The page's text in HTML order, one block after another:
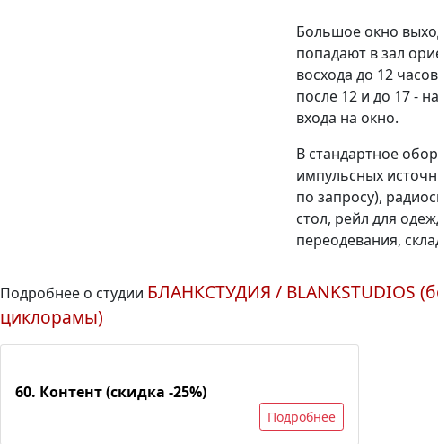
Большое окно
попадают в зал
восхода до 12
после 12 и до 17 -
входа на окно.
В стандартное
импульсных
по запросу),
стол, рейл для
переодевания,
Подробнее о студии БЛАНКСТУДИЯ / BLANKSTUDIOS
циклорамы)
60. Контент (скидка -25%)
Подробнее